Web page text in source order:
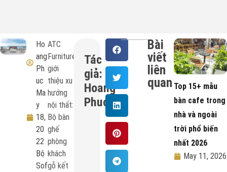
Ho
ang
Ph
uc
Ma
y
18,
20
22
Bộ
Sof
ATC
Furniture
giới
thiệu xu
hướng
nội thất:
Bộ bàn
ghế
phòng
khách
gỗ kết
Hoang
Phuc
Bài
viết
liên
quan Top 15+ mẫu
bàn cafe trong
nhà và ngoài
trời phổ biến
nhất 2026
May 11, 2026